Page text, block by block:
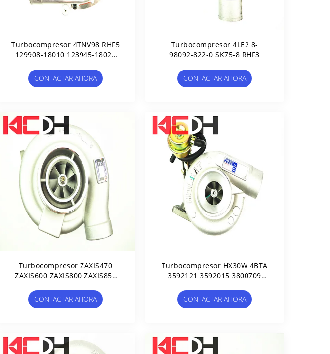
Turbocompresor 4TNV98 RHF5
129908-18010 123945-18020
CONTACTAR AHORA
Turbocompresor 4LE2 8-
98092-822-0 SK75-8 RHF3
CONTACTAR AHORA
Turbocompresor ZAXIS470
ZAXIS600 ZAXIS800 ZAXIS850
6WG1X
CONTACTAR AHORA
Turbocompresor HX30W 4BTA
3592121 3592015 3800709
CONTACTAR AHORA